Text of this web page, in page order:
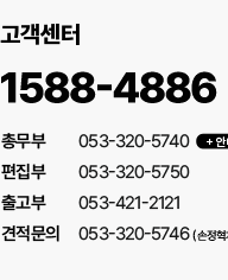
고객센터